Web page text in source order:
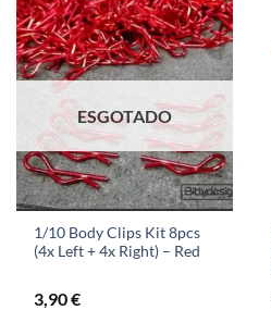
ESGOTADO
1/10 Body Clips Kit 8pcs
(4x Left + 4x Right) – Red
3,90€